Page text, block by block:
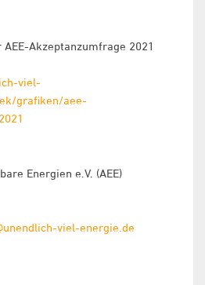
Akzeptanzumfrage 2021
viel-
grafiken/aee-
Energien e.V. (AEE)
viel-energie.de